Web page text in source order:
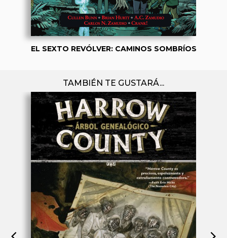
EL SEXTO REVÓLVER: CAMINOS SOMBRÍOS
TAMBIÉN TE GUSTARÁ...